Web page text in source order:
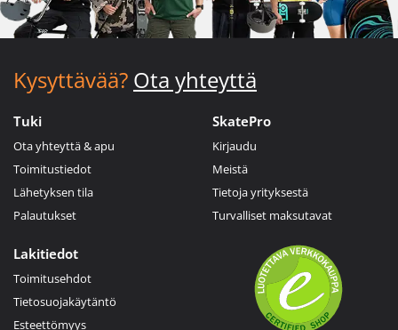
Kysyttävää? Ota yhteyttä
Tuki
Ota yhteyttä & apu
Toimitustiedot
Lähetyksen tila
Palautukset
SkatePro
Kirjaudu
Meistä
Tietoja yrityksestä
Turvalliset maksutavat
Lakitiedot
Toimitusehdot
Tietosuojakäytäntö
Esteettömyys